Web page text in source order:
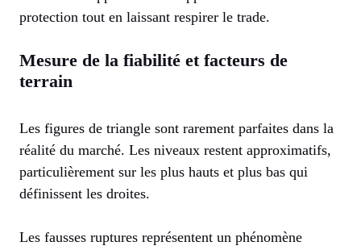
protection tout en laissant respirer le trade.
Mesure de la fiabilité et facteurs de
terrain
Les figures de triangle sont rarement parfaites dans la
réalité du marché. Les niveaux restent approximatifs,
particulièrement sur les plus hauts et plus bas qui
définissent les droites.
Les fausses ruptures représentent un phénomène